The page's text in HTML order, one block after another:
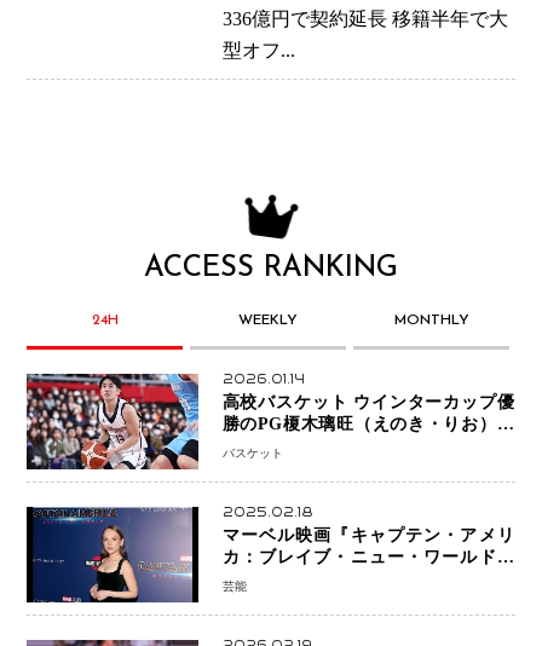
336億円で契約延長 移籍半年で大
型オフ...
ACCESS RANKING
24H WEEKLY MONTHLY
2026.01.14
高校バスケット ウインターカップ優
勝のPG榎木璃旺（えのき・りお）が
プロの現場へ―。
バスケット
2025.02.18
マーベル映画『キャプテン・アメリ
カ：ブレイブ・ニュー・ワールド』
新ブラック・ウィドウ役のシラ・ハー
芸能